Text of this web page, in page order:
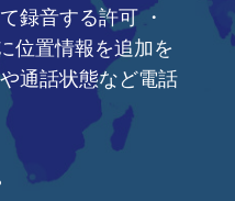
録音する許可 ・
位置情報を追加を
通話状態など電話